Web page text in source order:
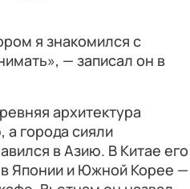
я знакомился с
— записал он в
архитектура
города сияли
в Азию. В Китае его
в Японии и Южной Корее —